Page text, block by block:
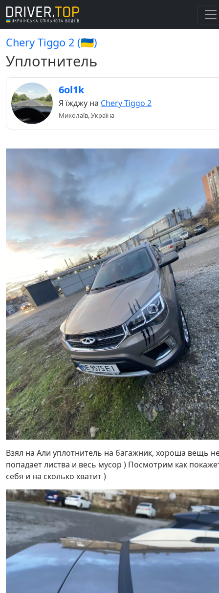
Chery Tiggo 2 (🇺🇦)
Уплотнитель
6ol1k
Я їжджу на Chery Tiggo 2
Миколаїв, Україна
Взял на Али уплотнитель на багажник, хороша вещь
попадает листва и весь мусор ) Посмотрим как
себя и на сколько хватит )